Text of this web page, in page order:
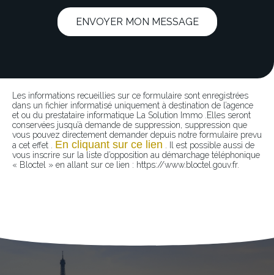
ENVOYER MON MESSAGE
Les informations recueillies sur ce formulaire sont enregistrées
dans un fichier informatisé uniquement à destination de l’agence
et ou du prestataire informatique La Solution Immo .Elles seront
conservées jusqu’à demande de suppression, suppression que
vous pouvez directement demander depuis notre formulaire prevu
a cet effet . En cliquant sur ce lien . Il est possible aussi de
vous inscrire sur la liste d’opposition au démarchage téléphonique
« Bloctel » en allant sur ce lien : https://www.bloctel.gouv.fr.